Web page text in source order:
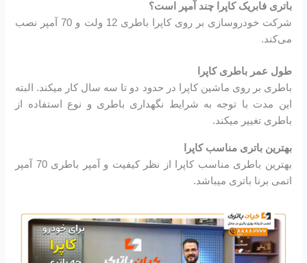
باتری فابریک کاپرا چند آمپر است؟
شرکت خودروسازی بر روی کاپرا باطری 12 ولت و 70 آمپر نصب
می‌کند.
طول عمر باطری کاپرا
باطری بر روی ماشین کاپرا در حدود دو تا سه سال کار میکند. البته
این مدت با توجه به شرایط نگهداری باطری و نوع استفاده از
باطری تغییر میکند.
بهترین باتری مناسب کاپرا
بهترین باطری مناسب کاپرا از نظر کیفیت و آمپر باطری 70 آمپر
اتمی برنا باتری میباشد.